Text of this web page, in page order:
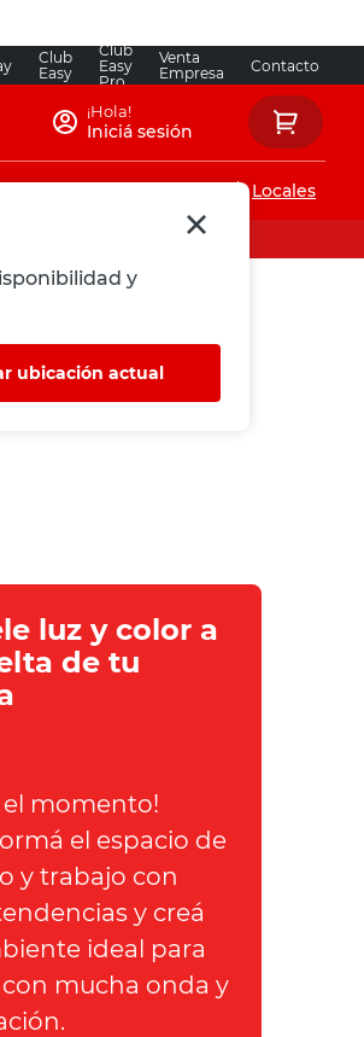
Club
Easy
Club
Easy
Pro
Venta
Empresa
Contacto
y
ubicación actual
¡Hola!
Iniciá sesión
Locales
luz y color a
de tu
el momento!
el espacio de
y trabajo con
y creá
ideal para
mucha onda y